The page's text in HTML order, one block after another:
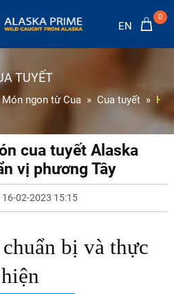
EN
0
TUYẾT
Món ngon từ Cua Cua tuyết
cua tuyết Alaska
vị phương Tây
16-02-2023 15:15
bị và thực
hiện